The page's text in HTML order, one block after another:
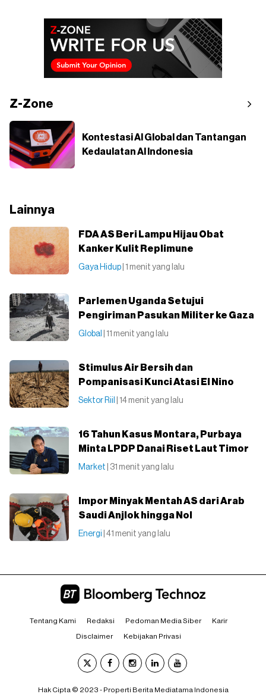
Z-Zone
Kontestasi AI Global dan Tantangan
Kedaulatan AI Indonesia
Lainnya
FDA AS Beri Lampu Hijau Obat
Kanker Kulit Replimune
Gaya Hidup | 1 menit yang lalu
Parlemen Uganda Setujui
Pengiriman Pasukan Militer ke Gaza
Global | 11 menit yang lalu
Stimulus Air Bersih dan
Pompanisasi Kunci Atasi El Nino
Sektor Riil | 14 menit yang lalu
16 Tahun Kasus Montara, Purbaya
Minta LPDP Danai Riset Laut Timor
Market | 31 menit yang lalu
Impor Minyak Mentah AS dari Arab
Saudi Anjlok hingga Nol
Energi | 41 menit yang lalu
Tentang Kami Redaksi Pedoman Media Siber Karir
Disclaimer Kebijakan Privasi
Hak Cipta © 2023 - Properti Berita Mediatama Indonesia